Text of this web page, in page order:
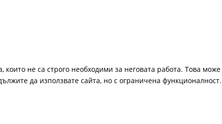
не са строго необходими за неговата работа. Това
да използвате сайта, но с ограничена функционалност.